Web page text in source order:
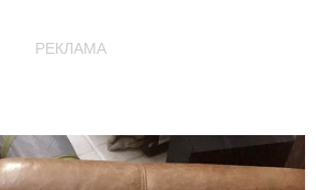
РЕКЛАМА